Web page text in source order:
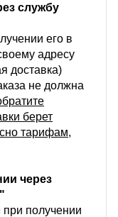
службу
его в
адресу
доставка)
не должна
берет
тарифам,
через
при получении